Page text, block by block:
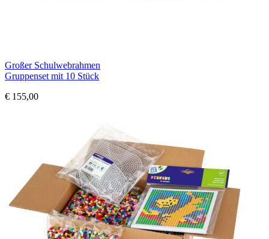
Großer Schulwebrahmen
Gruppenset mit 10 Stück
€ 155,00